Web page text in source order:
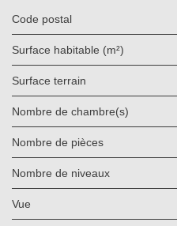
Code postal
Surface habitable (m²)
surface terrain
Nombre de chambre(s)
Nombre de pièces
Nombre de niveaux
Vue